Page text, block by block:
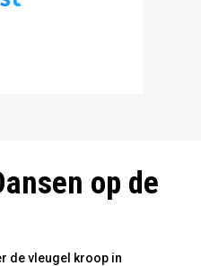
op de
de vleugel kroop in